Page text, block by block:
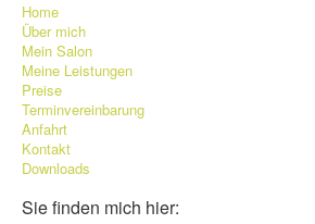
Home
Über mich
Mein Salon
Meine Leistungen
Preise
Terminvereinbarung
Anfahrt
Kontakt
Downloads
Sie finden mich hier: